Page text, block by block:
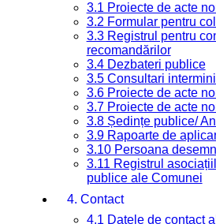
3.1 Proiecte de acte
3.2 Formular pentru
3.3 Registrul pentru
recomandărilor
3.4 Dezbateri publice
3.5 Consultari
3.6 Proiecte de acte
3.7 Proiecte de acte
3.8 Ședințe publice/
3.9 Rapoarte de
3.10 Persoana
3.11 Registrul
publice ale Comunei
4. Contact
4.1 Datele de contact